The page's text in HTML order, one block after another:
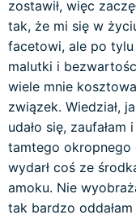
zostawił, więc
tak, że mi się w
facetowi, ale po
malutki i
wiele mnie
związek. Wiedział,
udało się,
tamtego okropnego
wydarł coś ze
amoku. Nie
tak bardzo